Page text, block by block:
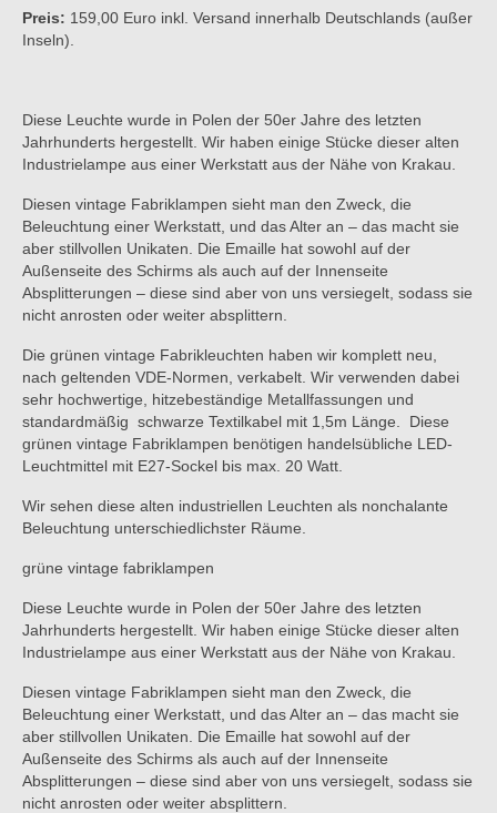
Preis: 159,00 Euro inkl. Versand innerhalb Deutschlands (außer
Inseln).
Diese Leuchte wurde in Polen der 50er Jahre des letzten
Jahrhunderts hergestellt. Wir haben einige Stücke dieser alten
Industrielampe aus einer Werkstatt aus der Nähe von Krakau.
Diesen vintage Fabriklampen sieht man den Zweck, die
Beleuchtung einer Werkstatt, und das Alter an – das macht sie
aber stillvollen Unikaten. Die Emaille hat sowohl auf der
Außenseite des Schirms als auch auf der Innenseite
Absplitterungen – diese sind aber von uns versiegelt, sodass sie
nicht anrosten oder weiter absplittern.
Die grünen vintage Fabrikleuchten haben wir komplett neu,
nach geltenden VDE-Normen, verkabelt. Wir verwenden dabei
sehr hochwertige, hitzebeständige Metallfassungen und
standardmäßig schwarze Textilkabel mit 1,5m Länge. Diese
grünen vintage Fabriklampen benötigen handelsübliche LED-
Leuchtmittel mit E27-Sockel bis max. 20 Watt.
Wir sehen diese alten industriellen Leuchten als nonchalante
Beleuchtung unterschiedlichster Räume.
grüne vintage fabriklampen
Diese Leuchte wurde in Polen der 50er Jahre des letzten
Jahrhunderts hergestellt. Wir haben einige Stücke dieser alten
Industrielampe aus einer Werkstatt aus der Nähe von Krakau.
Diesen vintage Fabriklampen sieht man den Zweck, die
Beleuchtung einer Werkstatt, und das Alter an – das macht sie
aber stillvollen Unikaten. Die Emaille hat sowohl auf der
Außenseite des Schirms als auch auf der Innenseite
Absplitterungen – diese sind aber von uns versiegelt, sodass sie
nicht anrosten oder weiter absplittern.